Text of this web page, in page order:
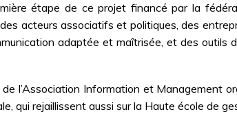
étape de ce projet financé par la
acteurs associatifs et politiques, des
adaptée et maîtrisée, et des outils
l’Association Information et Management
qui rejaillissent aussi sur la Haute école de